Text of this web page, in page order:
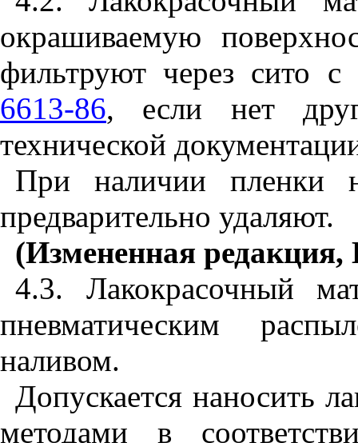
окрашиваемую
фильтруют через
6613-86, если нет
технической
При наличии пленки
предварительно удаляют.
(Измененная
4.3. Лакокрасочный
пневматическим
наливом.
Допускается наносить
методами в